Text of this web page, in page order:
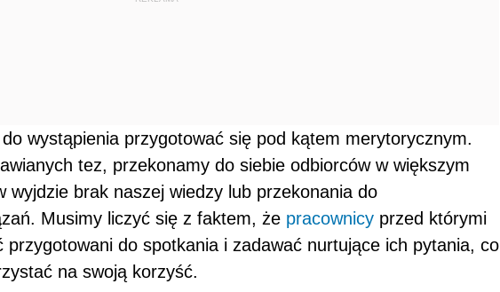
wystąpienia przygotować się pod kątem merytorycznym.
tez, przekonamy do siebie odbiorców w większym
wyjdzie brak naszej wiedzy lub przekonania do
Musimy liczyć się z faktem, że pracownicy przed którymi
przygotowani do spotkania i zadawać nurtujące ich pytania, co
na swoją korzyść.